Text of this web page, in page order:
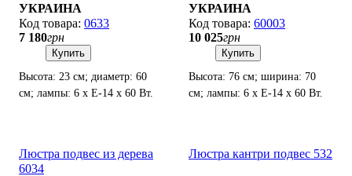
УКРАИНА
0633
7 180грн
Купить
Высота: 23 см; диаметр: 60
см; лампы: 6 х Е-14 х 60 Вт.
УКРАИНА
60003
10 025грн
Купить
Высота: 76 см; ширина: 70
см; лампы: 6 х Е-14 х 60 Вт.
Люстра подвес из дерева
6034
Люстра кантри подвес 532